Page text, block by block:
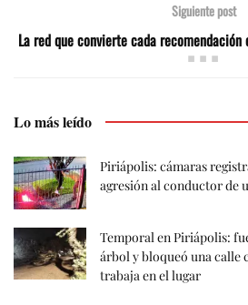
Siguiente post
La red que convierte cada
Lo más leído
Piriápolis: cámaras
agresión al conductor de
Temporal en Piriápolis:
árbol y bloqueó una calle
trabaja en el lugar